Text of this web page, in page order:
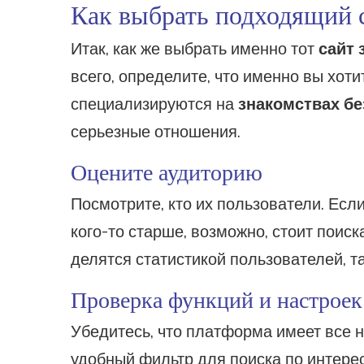
Как выбрать подходящий
Итак, как же выбрать именно тотсайт
всего, определите, что именно вы
специализируются назнакомствах
серьезные отношения.
Оцените аудиторию
Посмотрите, кто их пользователи.
кого-то старше, возможно, стоит
делятся статистикой пользователей,
Проверка функций и настроек
Убедитесь, что платформа имеет